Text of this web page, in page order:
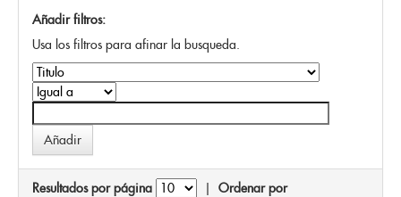
Añadir filtros:
Usa los filtros para afinar la busqueda.
Resultados por página | Ordenar por